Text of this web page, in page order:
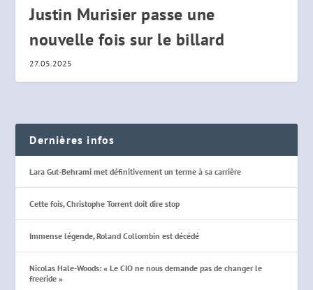
Justin Murisier passe une
nouvelle fois sur le billard
27.05.2025
Dernières infos
Lara Gut-Behrami met définitivement un terme à sa carrière
Cette fois, Christophe Torrent doit dire stop
Immense légende, Roland Collombin est décédé
Nicolas Hale-Woods: « Le CIO ne nous demande pas de changer le
freeride »